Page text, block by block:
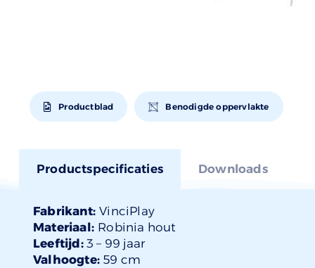
Productblad Benodigde oppervlakte
Productspecificaties Downloads
Fabrikant:VinciPlay
Materiaal: Robinia hout
Leeftijd:3 – 99 jaar
Valhoogte: 59 cm